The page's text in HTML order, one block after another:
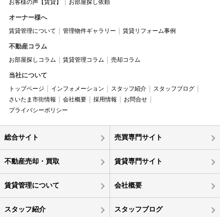
お客様の声【賃貸】
お部屋探し依頼
オーナー様へ
賃貸管理について 管理物件ギャラリー 賃貸リフォーム事例
不動産コラム
お部屋探しコラム 賃貸管理コラム 売却コラム
当社について
トップページ インフォメーション スタッフ紹介
スタッフブログ
さいたま市街情報
会社概要 採用情報
お問合せ
プライバシーポリシー
総合サイト 売買専門サイト
不動産売却・買取 賃貸専門サイト
賃貸管理について 会社概要
スタッフ紹介 スタッフブログ